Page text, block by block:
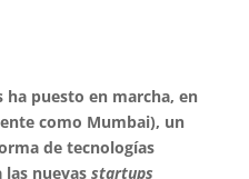
ha puesto en marcha, en
como Mumbai), un
de tecnologías
las nuevas startups